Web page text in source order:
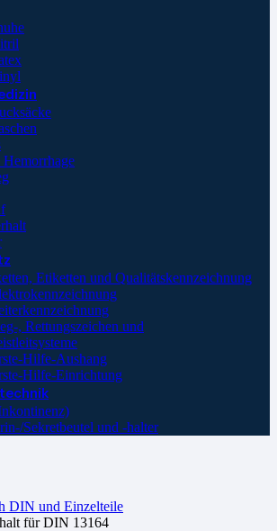
Hemorrhage
Etiketten und Qualitätskennzeichnung
, Rettungszeichen und
Hilfe-Aushang
Hilfe-Einrichtung
Sekretbeutel und -halter
DIN und Einzelteile
für DIN 13164